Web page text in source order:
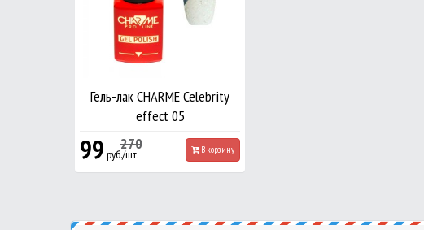
270
Гель-лак CHARME Celebrity
effect 05
99 руб./шт. В корзину